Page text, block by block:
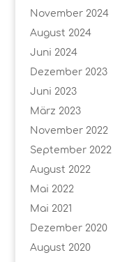
November 2024
August 2024
Juni 2024
Dezember 2023
Juni 2023
März 2023
November 2022
September 2022
August 2022
Mai 2022
Mai 2021
Dezember 2020
August 2020